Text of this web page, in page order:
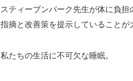
スティーブンパーク先生が体に負
指摘と改善策を提示していること
私たちの生活に不可欠な睡眠。